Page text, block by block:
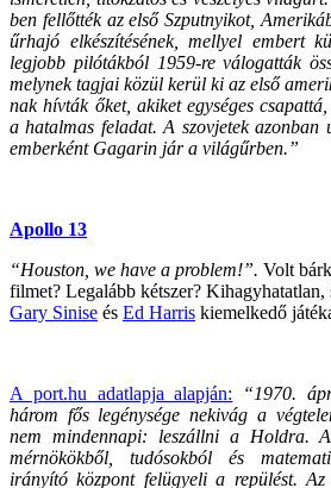
ben fellőtték az első Szputnyikot,
űrhajó elkészítésének, mellyel embert
legjobb pilótákból 1959-re válogatták
melynek tagjai közül kerül ki az első
nak hívták őket, akiket egységes
a hatalmas feladat. A szovjetek azonban
emberként Gagarin jár a világűrben.”
Apollo 13
“Houston, we have a problem!”. Volt
filmet? Legalább kétszer? Kihagyhatatlan,
Gary Sinise és Ed Harris kiemelkedő
A port.hu adatlapja alapján:
“1970.
három fős legénysége nekivág a
nem mindennapi: leszállni a Holdra.
mérnökökből, tudósokból és
irányító központ felügyeli a repülést.